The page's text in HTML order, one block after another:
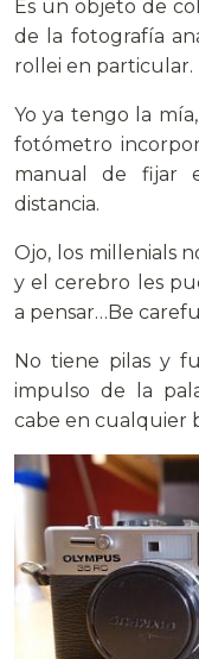
Es un objeto de
de la fotografía
rollei en particular.
Yo ya tengo la
fotómetro
manual de fijar
distancia.
Ojo, los millenials
y el cerebro les
a pensar…Be
No tiene pilas y
impulso de la
cabe en cualquier